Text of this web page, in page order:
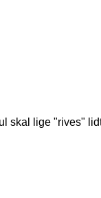
skal lige "rives"